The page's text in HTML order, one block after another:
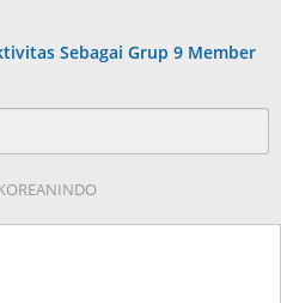
Sebagai Grup 9 Member